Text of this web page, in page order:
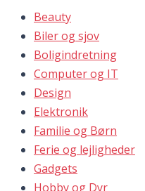
Beauty
Biler og sjov
Boligindretning
Computer og IT
Design
Elektronik
Familie og Børn
Ferie og lejligheder
Gadgets
Hobby og Dyr